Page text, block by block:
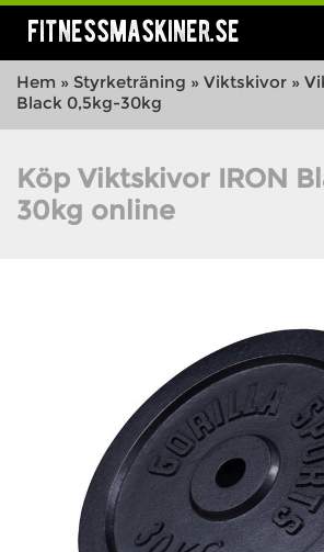
fitnessmaskiner.se
Hem » Styrketräning » Viktskivor »
Black 0,5kg-30kg
Köp Viktskivor IRON
30kg online